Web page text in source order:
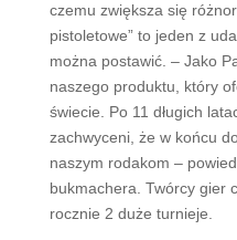
czemu zwiększa się
pistoletowe” to jeden z
można postawić. – Jako
naszego produktu, który
świecie. Po 11 długich
zachwyceni, że w końcu
naszym rodakom –
bukmachera. Twórcy gier
rocznie 2 duże turnieje.